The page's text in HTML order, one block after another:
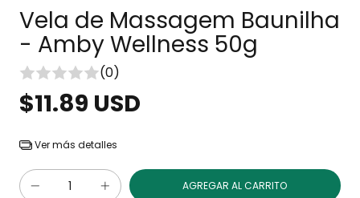
Vela de Massagem Baunilha
- Amby Wellness 50g
(0)
$11.89 USD
Ver más detalles